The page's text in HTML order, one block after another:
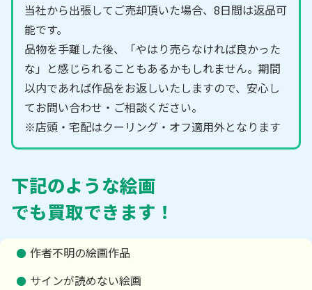
当社から出張してご売却頂いた場合、8日間は返品可
能です。
品物を手離した後、「やはり売らなければ良かった
な」と感じられることもあるかもしれません。期間
以内であれば作品をお返しいたしますので、安心し
てお問い合わせ・ご相談ください。
※店頭・宅配はクーリング・オフ適用外となります
下記のような絵画
でも買取できます！
作者不明の絵画作品
サインが読めない絵画